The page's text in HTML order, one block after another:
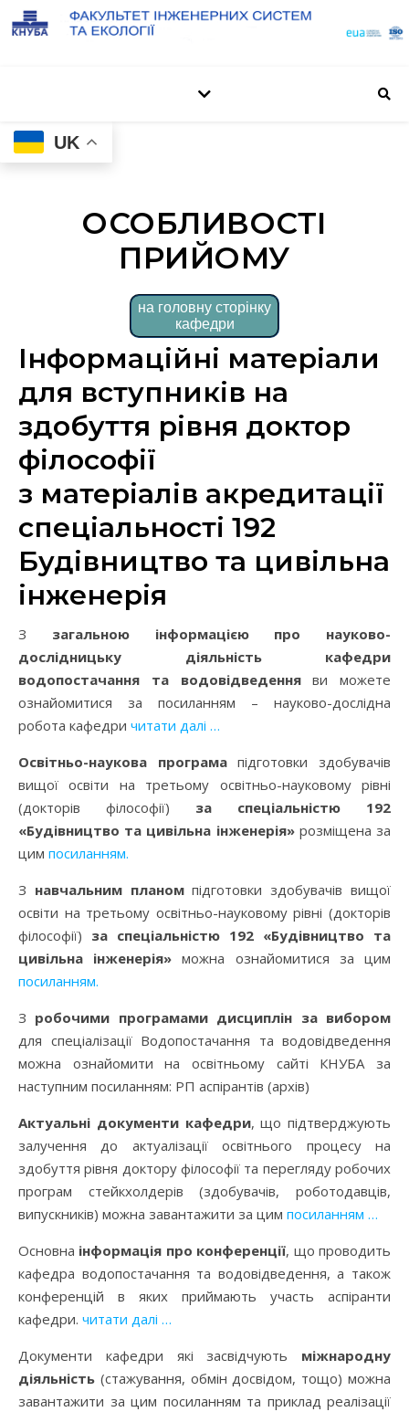
UK
ОСОБЛИВОСТІ
ПРИЙОМУ
на головну сторінку
кафедри
Інформаційні матеріали
для вступників на
здобуття рівня доктор
філософії
з матеріалів акредитації
спеціальності 192
Будівництво та цивільна
інженерія
загальною інформацією про науково-
дослідницьку діяльність кафедри
водопостачання та водовідведенняви можете
ознайомитися за посиланням – науково-дослідна
робота кафедри читати далі …
Освітньо-наукова програмапідготовки здобувачів
вищої освіти на третьому освітньо-науковому рівні
(докторів філософії) за спеціальністю 192
«Будівництво та цивільна інженерія»розміщена за
цим посиланням.
З навчальним планомпідготовки здобувачів вищої
освіти на третьому освітньо-науковому рівні (докторів
філософії) за спеціальністю 192 «Будівництво та
цивільна інженерія» можна ознайомитися за цим
посиланням.
З робочими програмами дисциплін за вибором
для спеціалізації Водопостачання та водовідведення
можна ознайомити на освітньому сайті КНУБА за
наступним посиланням: РП аспірантів (архів)
Актуальні документи кафедри, що підтверджують
залучення до актуалізації освітнього процесу на
здобуття рівня доктору філософії та перегляду робочих
програм стейкхолдерів (здобувачів, роботодавців,
випускників) можна завантажити за цим посиланням …
Основна інформація про конференції, що проводить
кафедра водопостачання та водовідведення, а також
конференцій в яких приймають участь аспіранти
кафедри. читати далі …
Документи кафедри які засвідчують міжнародну
діяльність (стажування, обмін досвідом, тощо) можна
завантажити за цим посиланням та приклад реалізації